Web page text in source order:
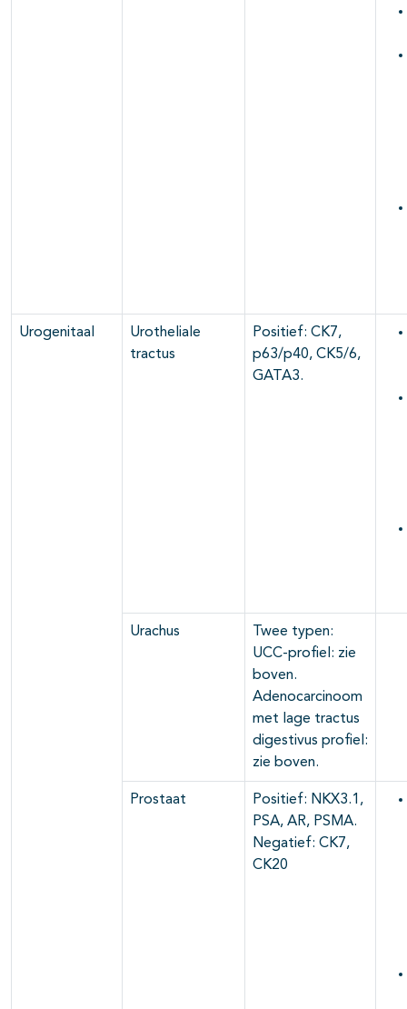
Urogenitaal
Urotheliale
tractus
Positief: CK7,
p63/p40, CK5/6,
GATA3.
Urachus
Twee typen:
UCC-profiel: zie
boven.
Adenocarcinoom
met lage tractus
digestivus profiel:
zie boven.
Prostaat
Positief: NKX3.1,
PSA, AR, PSMA.
Negatief: CK7,
CK20